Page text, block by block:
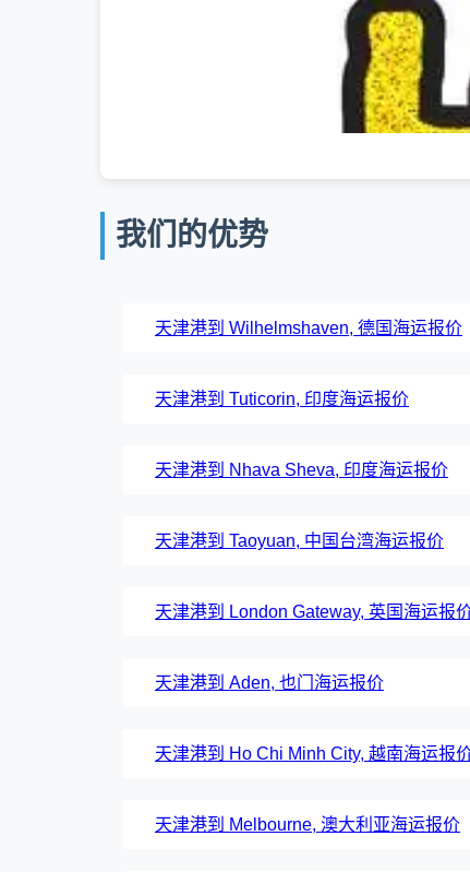
我们的优势
天津港到 Wilhelmshaven, 德国海运报价
天津港到 Tuticorin, 印度海运报价
天津港到 Nhava Sheva, 印度海运报价
天津港到 Taoyuan, 中国台湾海运报价
天津港到 London Gateway, 英国海运报
天津港到 Aden, 也门海运报价
天津港到 Ho Chi Minh City, 越南海运报
天津港到 Melbourne, 澳大利亚海运报价